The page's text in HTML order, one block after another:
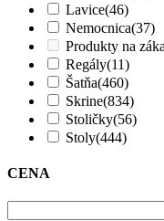
Lavice(46)
Nemocnica(37)
Produkty na
Regály(11)
Šatňa(460)
Skrine(834)
Stoličky(56)
Stoly(444)
CENA